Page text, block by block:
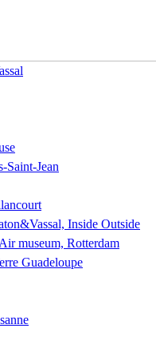
Saint-Jean
Inside Outside
museum, Rotterdam
Guadeloupe